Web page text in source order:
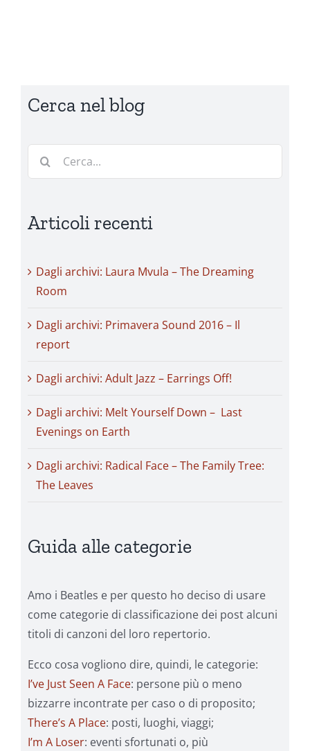
Cerca nel blog
Cerca
Articoli recenti
Dagli archivi: Laura Mvula – The Dreaming
Room
Dagli archivi: Primavera Sound 2016 – Il
report
Dagli archivi: Adult Jazz – Earrings Off!
Dagli archivi: Melt Yourself Down – Last
Evenings on Earth
Dagli archivi: Radical Face – The Family Tree:
The Leaves
Guida alle categorie
Amo i Beatles e per questo ho deciso di usare
come categorie di classificazione dei post alcuni
titoli di canzoni del loro repertorio.
Ecco cosa vogliono dire, quindi, le categorie:
I’ve Just Seen A Face: persone più o meno
bizzarre incontrate per caso o di proposito;
There’s A Place: posti, luoghi, viaggi;
I’m A Loser: eventi sfortunati o, più